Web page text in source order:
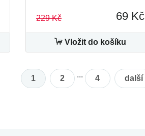
229 Kč 69 Kč
Vložit do košíku
1 2 ... 4 další